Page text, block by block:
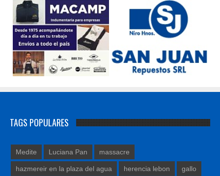
TAGS POPULARES
Medite Luciana Pan massacre
hazmereir en la plaza del agua herencia lebon gallo